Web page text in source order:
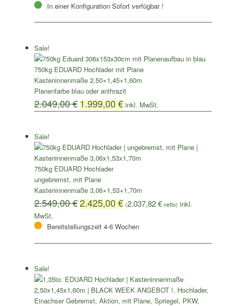
In einer Konfiguration Sofort verfügbar !
Sale!
750kg EDUARD Hochlader mit Plane
Kasteninnenmaße 2,50×1,45×1,60m
Planenfarbe blau oder anthrazit
2.049,00€1.999,00€
Sale!
750kg EDUARD Hochlader
ungebremst, mit Plane
Kasteninnenmaße 3,06×1,53×1,70m
2.549,00€2.425,00€ (2.037,82€netto)
Bereitstellungszeit 4-6 Wochen
Sale!